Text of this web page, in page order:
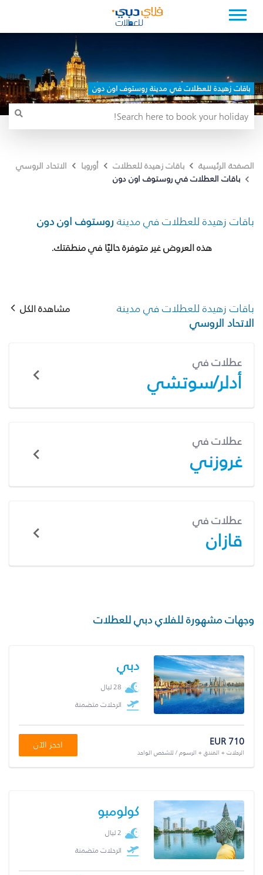
باقات زهيدة للعطلات في مدينة روستوف اون دون
الصفحة الرئيسية باقات زهيدة للعطلات أوروبا
الاتحاد الروسي
باقات العطلات في روستوف اون دون
باقات زهيدة للعطلات في مدينة روستوف اون دون
هذه العروض غير متوفرة حاليًا في منطقتك.
باقات زهيدة للعطلات في مدينة
الاتحاد الروسي
مشاهدة الكل
عطلات في
أدلر/سوتشي
عطلات في
غروزني
عطلات في
قازان
وجهات مشهورة للفلاي دبي للعطلات
دبي
28 ليال
الرحلات متضمنة
EUR 710
الرحلات + الفندق + الرسوم / للشخص الواحد
احجز الآن
كولومبو
2 ليال
الرحلات متضمنة